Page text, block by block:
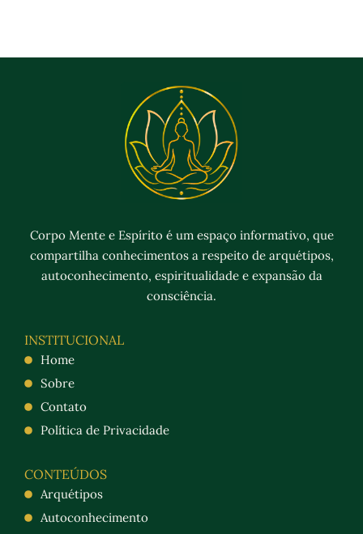
Corpo Mente e Espírito é um espaço informativo, que
compartilha conhecimentos a respeito de arquétipos,
autoconhecimento, espiritualidade e expansão da
consciência.
INSTITUCIONAL
Home
Sobre
Contato
Política de Privacidade
CONTEÚDOS
Arquétipos
Autoconhecimento